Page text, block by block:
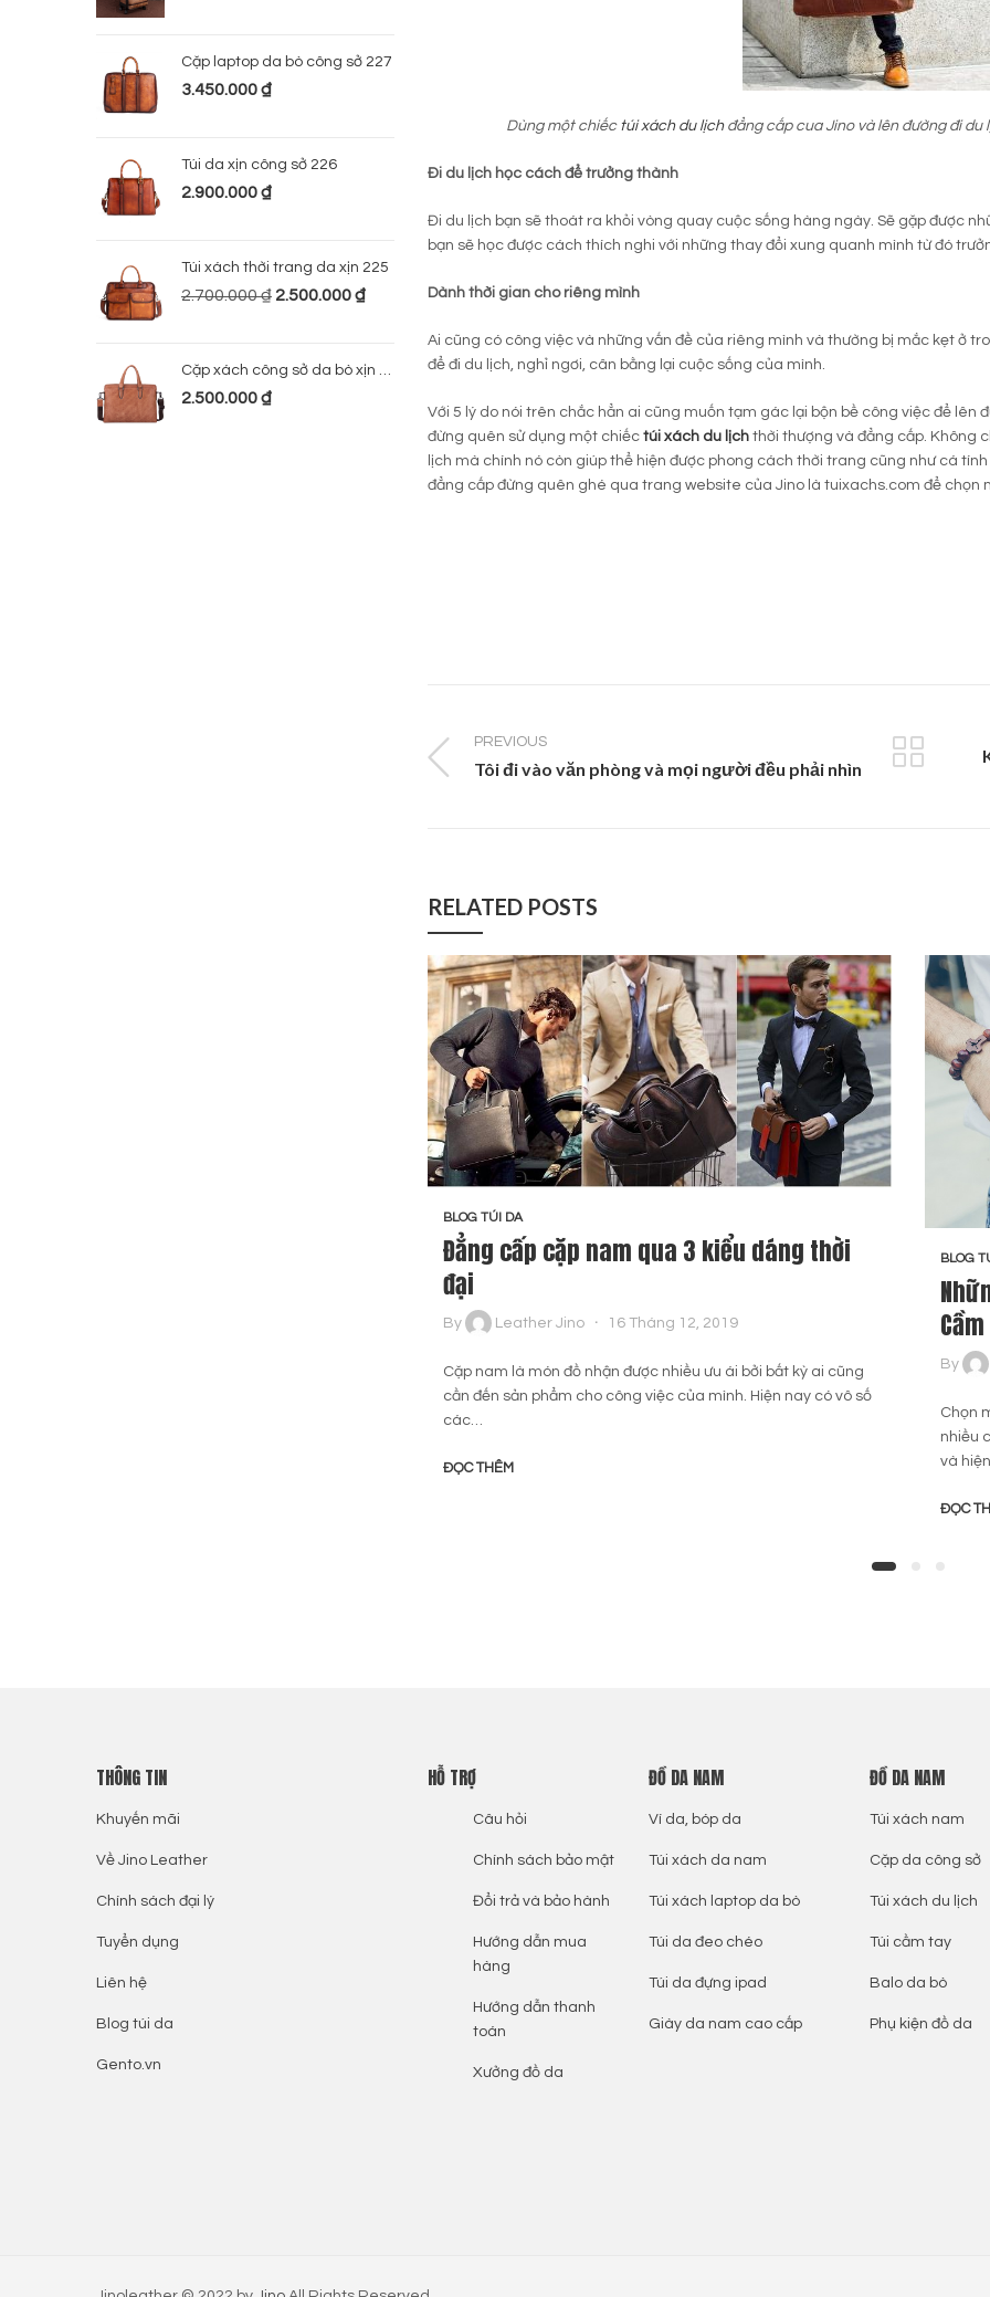
Dùng một chiếc túi xách du lịch đẳng cấp cua Jino và lên đường đi
Đi du lịch học cách để trưởng thành
Đi du lịch bạn sẽ thoát ra khỏi vòng quay cuộc sống hàng ngày. Sẽ gặp được
bạn sẽ học được cách thích nghi với những thay đổi xung quanh mình từ đó
Dành thời gian cho riêng mình
Ai cũng có công việc và những vấn đề của riêng mình và thường bị mắc kẹt ở
để đi du lịch, nghỉ ngơi, cân bằng lại cuộc sống của mình.
Với 5 lý do nói trên chắc hẳn ai cũng muốn tạm gác lại bộn bề công việc để lên
đừng quên sử dụng một chiếc túi xách du lịch thời thượng và đẳng cấp. Không
lịch mà chính nó còn giúp thể hiện được phong cách thời trang cũng như cá
đẳng cấp đừng quên ghé qua trang website của Jino là tuixachs.com để chọn
PREVIOUS
Tôi đi vào văn phòng và mọi người đều phải nhìn
RELATED POSTS
BLOG TÚI DA
Đẳng cấp cặp nam qua 3 kiểu dáng thời
đại
By Leather Jino 16 Tháng 12, 2019
Cặp nam là món đồ nhận được nhiều ưu ái bởi bất kỳ ai cũng
cần đến sản phẩm cho công việc của mình. Hiện nay có vô số
các…
ĐỌC THÊM
BLOG
By
Chọn
nhiều
và
ĐỌC
Cặp laptop da bò công sở 227
3.450.000₫
Túi da xịn công sở 226
2.900.000₫
Túi xách thời trang da xịn 225
2.700.000₫ 2.500.000₫
Cặp xách công sở da bò xịn 224
2.500.000₫
THÔNG TIN
Khuyến mãi
Về Jino Leather
Chính sách đại lý
Tuyển dụng
Liên hệ
Blog túi da
Gento.vn
HỖ TRỢ
Câu hỏi
Chính sách bảo mật
Đổi trả và bảo hành
Hướng dẫn mua
hàng
Hướng dẫn thanh
toán
Xưởng đồ da
ĐỒ DA NAM
Ví da, bóp da
Túi xách da nam
Túi xách laptop da bò
Túi da đeo chéo
Túi da đựng ipad
Giày da nam cao cấp
ĐỒ DA NAM
Túi xách nam
Cặp da công sở
Túi xách du lịch
Túi cầm tay
Balo da bò
Phụ kiện đồ da